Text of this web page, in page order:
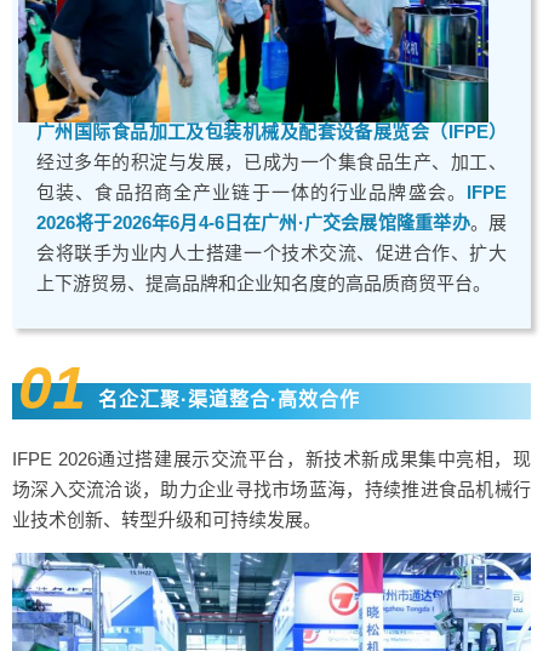
广州国际食品加工及包装机械及配套设备展览会（IFPE）
经过多年的积淀与发展，已成为一个集食品生产、加工、
包装、食品招商全产业链于一体的行业品牌盛会。 IFPE
2026将于2026年6月4-6日在广州·广交会展馆隆重举办。展
会将联手为业内人士搭建一个技术交流、促进合作、扩大
上下游贸易、提高品牌和企业知名度的高品质商贸平台。
01 名企汇聚·渠道整合·高效合作
IFPE 2026通过搭建展示交流平台，新技术新成果集中亮相，现
场深入交流洽谈，助力企业寻找市场蓝海，持续推进食品机械行
业技术创新、转型升级和可持续发展。